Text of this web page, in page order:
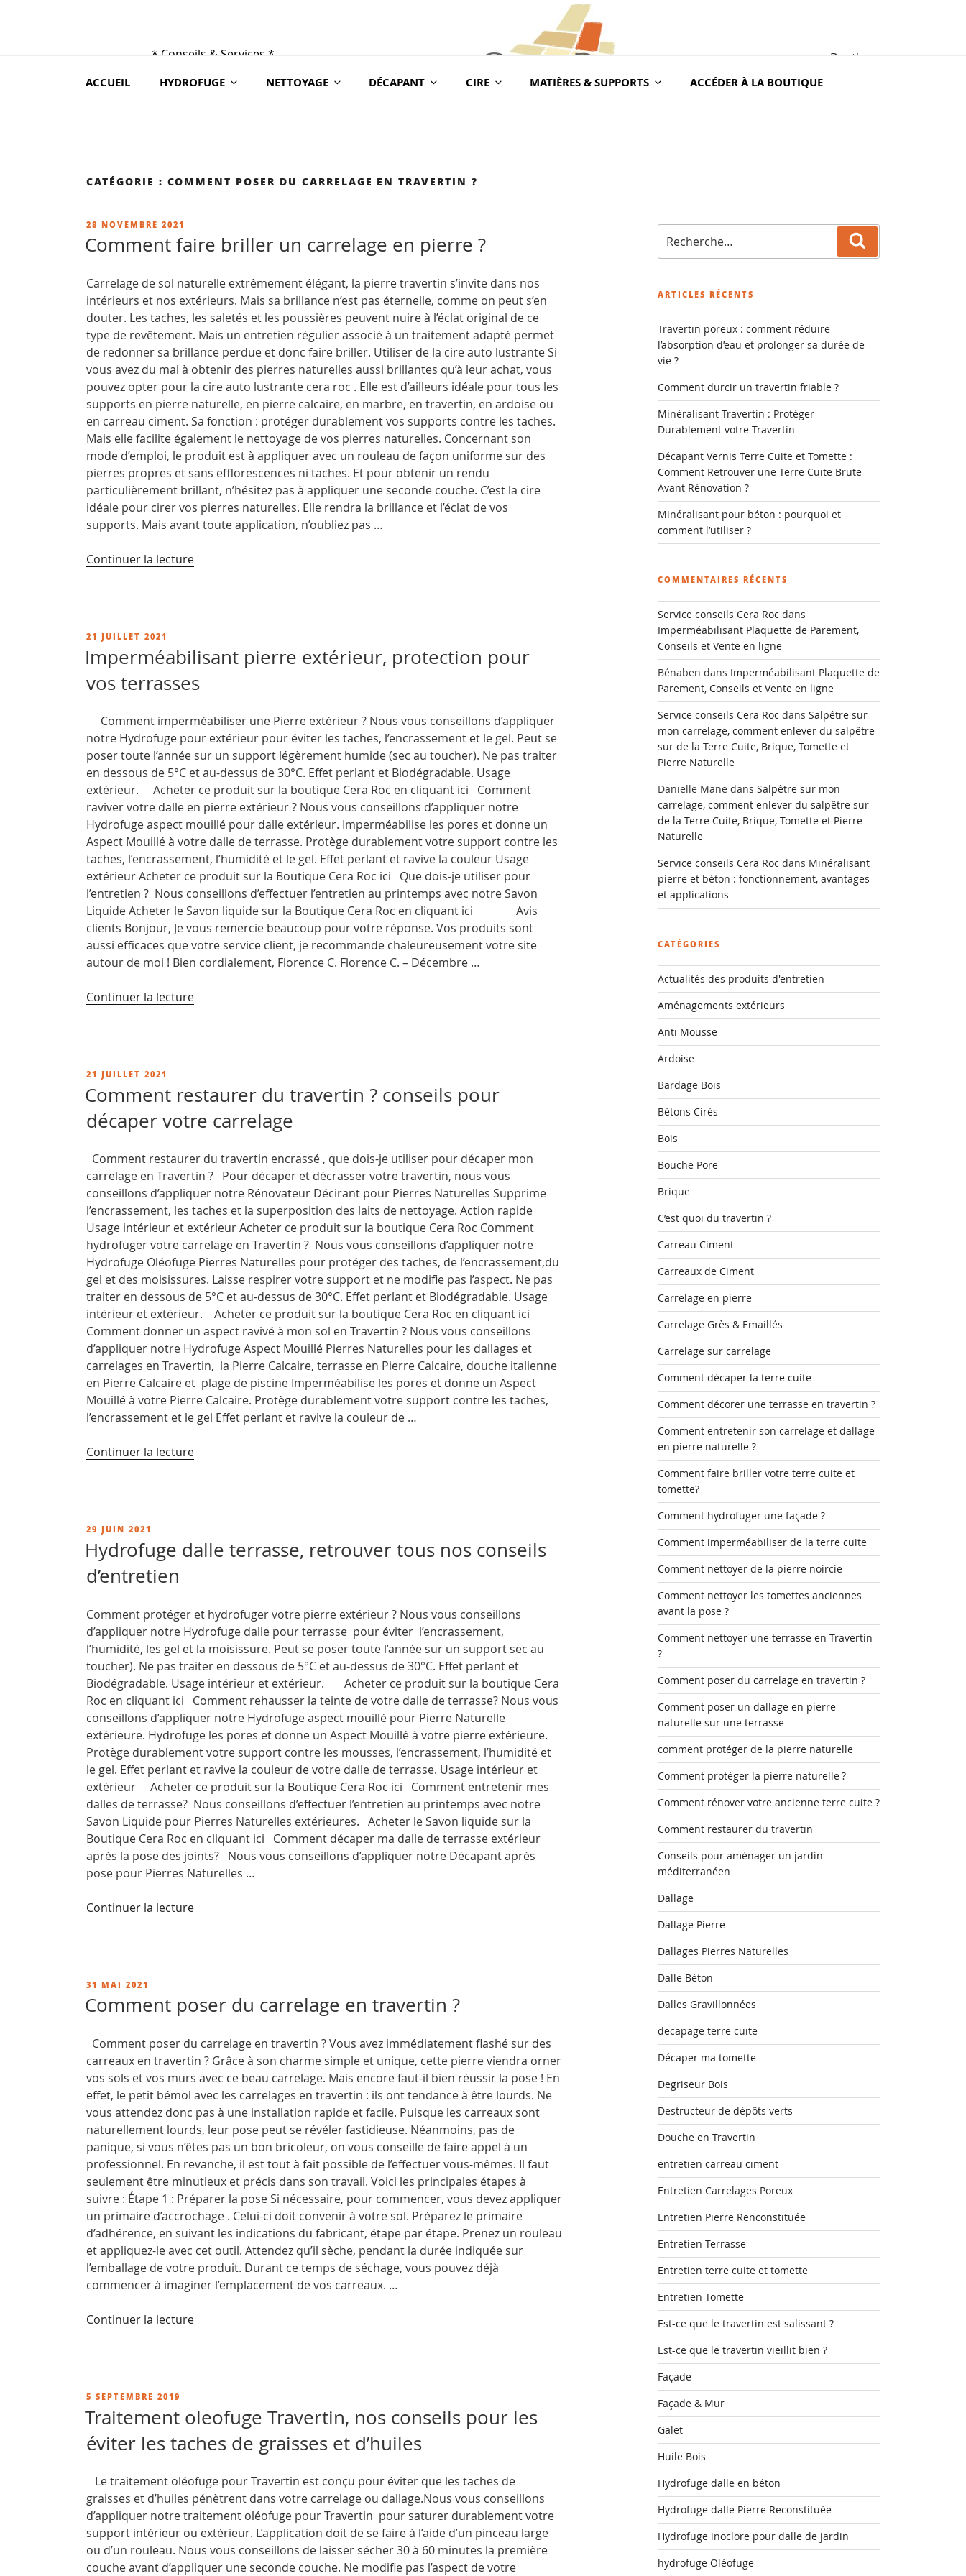
* Conseils & Services *
au 02 41 88 78 03 ou sur contact@ceraroc.com
Boutique
ACCUEIL HYDROFUGE NETTOYAGE DÉCAPANT CIRE MATIÈRES & SUPPORTS ACCÉDER À LA BOUTIQUE
CATÉGORIE : COMMENT POSER DU CARRELAGE EN TRAVERTIN ?
PUBLIÉ
28 NOVEMBRE 2021
Comment faire briller un carrelage en pierre ?
Carrelage de sol naturelle extrêmement élégant, la pierre travertin s’invite dans nos
intérieurs et nos extérieurs. Mais sa brillance n’est pas éternelle, comme on peut s’en
douter. Les taches, les saletés et les poussières peuvent nuire à l’éclat original de ce
type de revêtement. Mais un entretien régulier associé à un traitement adapté permet
de redonner sa brillance perdue et donc faire briller. Utiliser de la cire auto lustrante Si
vous avez du mal à obtenir des pierres naturelles aussi brillantes qu’à leur achat, vous
pouvez opter pour la cire auto lustrante cera roc . Elle est d’ailleurs idéale pour tous les
supports en pierre naturelle, en pierre calcaire, en marbre, en travertin, en ardoise ou
en carreau ciment. Sa fonction : protéger durablement vos supports contre les taches.
Mais elle facilite également le nettoyage de vos pierres naturelles. Concernant son
mode d’emploi, le produit est à appliquer avec un rouleau de façon uniforme sur des
pierres propres et sans efflorescences ni taches. Et pour obtenir un rendu
particulièrement brillant, n’hésitez pas à appliquer une seconde couche. C’est la cire
idéale pour cirer vos pierres naturelles. Elle rendra la brillance et l’éclat de vos
supports. Mais avant toute application, n’oubliez pas …
Continuer la lecturede
en
pierre
PUBLIÉ
21 JUILLET 2021
Imperméabilisant pierre extérieur, protection pour
vos terrasses
Comment imperméabiliser une Pierre extérieur ? Nous vous conseillons d’appliquer
notre Hydrofuge pour extérieur pour éviter les taches, l’encrassement et le gel. Peut se
poser toute l’année sur un support légèrement humide (sec au toucher). Ne pas traiter
en dessous de 5°C et au-dessus de 30°C. Effet perlant et Biodégradable. Usage
extérieur. Acheter ce produit sur la boutique Cera Roc en cliquant ici Comment
raviver votre dalle en pierre extérieur ? Nous vous conseillons d’appliquer notre
Hydrofuge aspect mouillé pour dalle extérieur. Imperméabilise les pores et donne un
Aspect Mouillé à votre dalle de terrasse. Protège durablement votre support contre les
taches, l’encrassement, l’humidité et le gel. Effet perlant et ravive la couleur Usage
extérieur Acheter ce produit sur la Boutique Cera Roc ici Que dois-je utiliser pour
l’entretien ? Nous conseillons d’effectuer l’entretien au printemps avec notre Savon
Liquide Acheter le Savon liquide sur la Boutique Cera Roc en cliquant ici Avis
clients Bonjour, Je vous remercie beaucoup pour votre réponse. Vos produits sont
aussi efficaces que votre service client, je recommande chaleureusement votre site
autour de moi ! Bien cordialement, Florence C. Florence C. – Décembre …
Continuer la lecturede
vos
terrasses »
PUBLIÉ
21 JUILLET 2021
Comment restaurer du travertin ? conseils pour
décaper votre carrelage
Comment restaurer du travertin encrassé , que dois-je utiliser pour décaper mon
carrelage en Travertin ? Pour décaper et décrasser votre travertin, nous vous
conseillons d’appliquer notre Rénovateur Décirant pour Pierres Naturelles Supprime
l’encrassement, les taches et la superposition des laits de nettoyage. Action rapide
Usage intérieur et extérieur Acheter ce produit sur la boutique Cera Roc Comment
hydrofuger votre carrelage en Travertin ? Nous vous conseillons d’appliquer notre
Hydrofuge Oléofuge Pierres Naturelles pour protéger des taches, de l’encrassement,du
gel et des moisissures. Laisse respirer votre support et ne modifie pas l’aspect. Ne pas
traiter en dessous de 5°C et au-dessus de 30°C. Effet perlant et Biodégradable. Usage
intérieur et extérieur. Acheter ce produit sur la boutique Cera Roc en cliquant ici
Comment donner un aspect ravivé à mon sol en Travertin ? Nous vous conseillons
d’appliquer notre Hydrofuge Aspect Mouillé Pierres Naturelles pour les dallages et
carrelages en Travertin, la Pierre Calcaire, terrasse en Pierre Calcaire, douche italienne
en Pierre Calcaire et plage de piscine Imperméabilise les pores et donne un Aspect
Mouillé à votre Pierre Calcaire. Protège durablement votre support contre les taches,
l’encrassement et le gel Effet perlant et ravive la couleur de …
Continuer la lecturede
conseils
votre
carrelage »
PUBLIÉ
29 JUIN 2021
Hydrofuge dalle terrasse, retrouver tous nos conseils
d’entretien
Comment protéger et hydrofuger votre pierre extérieur ? Nous vous conseillons
d’appliquer notre Hydrofuge dalle pour terrasse pour éviter l’encrassement,
l’humidité, les gel et la moisissure. Peut se poser toute l’année sur un support sec au
toucher). Ne pas traiter en dessous de 5°C et au-dessus de 30°C. Effet perlant et
Biodégradable. Usage intérieur et extérieur. Acheter ce produit sur la boutique Cera
Roc en cliquant ici Comment rehausser la teinte de votre dalle de terrasse? Nous vous
conseillons d’appliquer notre Hydrofuge aspect mouillé pour Pierre Naturelle
extérieure. Hydrofuge les pores et donne un Aspect Mouillé à votre pierre extérieure.
Protège durablement votre support contre les mousses, l’encrassement, l’humidité et
le gel. Effet perlant et ravive la couleur de votre dalle de terrasse. Usage intérieur et
extérieur Acheter ce produit sur la Boutique Cera Roc ici Comment entretenir mes
dalles de terrasse? Nous conseillons d’effectuer l’entretien au printemps avec notre
Savon Liquide pour Pierres Naturelles extérieures. Acheter le Savon liquide sur la
Boutique Cera Roc en cliquant ici Comment décaper ma dalle de terrasse extérieur
après la pose des joints? Nous vous conseillons d’appliquer notre Décapant après
pose pour Pierres Naturelles …
Continuer la lecturede
nos
d’entretien »
PUBLIÉ
31 MAI 2021
Comment poser du carrelage en travertin ?
Comment poser du carrelage en travertin ? Vous avez immédiatement flashé sur des
carreaux en travertin ? Grâce à son charme simple et unique, cette pierre viendra orner
vos sols et vos murs avec ce beau carrelage. Mais encore faut-il bien réussir la pose ! En
effet, le petit bémol avec les carrelages en travertin : ils ont tendance à être lourds. Ne
vous attendez donc pas à une installation rapide et facile. Puisque les carreaux sont
naturellement lourds, leur pose peut se révéler fastidieuse. Néanmoins, pas de
panique, si vous n’êtes pas un bon bricoleur, on vous conseille de faire appel à un
professionnel. En revanche, il est tout à fait possible de l’effectuer vous-mêmes. Il faut
seulement être minutieux et précis dans son travail. Voici les principales étapes à
suivre : Étape 1 : Préparer la pose Si nécessaire, pour commencer, vous devez appliquer
un primaire d’accrochage . Celui-ci doit convenir à votre sol. Préparez le primaire
d’adhérence, en suivant les indications du fabricant, étape par étape. Prenez un rouleau
et appliquez-le avec cet outil. Attendez qu’il sèche, pendant la durée indiquée sur
l’emballage de votre produit. Durant ce temps de séchage, vous pouvez déjà
commencer à imaginer l’emplacement de vos carreaux. …
Continuer la lecturede
travertin ? »
PUBLIÉ
5 SEPTEMBRE 2019
Traitement oleofuge Travertin, nos conseils pour les
éviter les taches de graisses et d’huiles
Le traitement oléofuge pour Travertin est conçu pour éviter que les taches de
graisses et d’huiles pénètrent dans votre carrelage ou dallage.Nous vous conseillons
d’appliquer notre traitement oléofuge pour Travertin pour saturer durablement votre
support intérieur ou extérieur. L’application doit de se faire à l’aide d’un pinceau large
ou d’un rouleau. Nous vous conseillons de laisser sécher 30 à 60 minutes la première
couche avant d’appliquer une seconde couche. Ne modifie pas l’aspect de votre
pour
:
ARTICLES RÉCENTS
Travertin poreux : comment réduire
l’absorption d’eau et prolonger sa durée de
vie ?
Comment durcir un travertin friable ?
Minéralisant Travertin : Protéger
Durablement votre Travertin
Décapant Vernis Terre Cuite et Tomette :
Comment Retrouver une Terre Cuite Brute
Avant Rénovation ?
Minéralisant pour béton : pourquoi et
comment l’utiliser ?
COMMENTAIRES RÉCENTS
Service conseils Cera Roc dans
Imperméabilisant Plaquette de Parement,
Conseils et Vente en ligne
Bénaben dans Imperméabilisant Plaquette de
Parement, Conseils et Vente en ligne
Service conseils Cera Roc dans Salpêtre sur
mon carrelage, comment enlever du salpêtre
sur de la Terre Cuite, Brique, Tomette et
Pierre Naturelle
Danielle Manedans Salpêtre sur mon
carrelage, comment enlever du salpêtre sur
de la Terre Cuite, Brique, Tomette et Pierre
Naturelle
Service conseils Cera Roc dans Minéralisant
pierre et béton : fonctionnement, avantages
et applications
CATÉGORIES
Actualités des produits d'entretien
Aménagements extérieurs
Anti Mousse
Ardoise
Bardage Bois
Bétons Cirés
Bois
Bouche Pore
Brique
C’est quoi du travertin ?
Carreau Ciment
Carreaux de Ciment
Carrelage en pierre
Carrelage Grès & Emaillés
Carrelage sur carrelage
Comment décaper la terre cuite
Comment décorer une terrasse en travertin ?
Comment entretenir son carrelage et dallage
en pierre naturelle ?
Comment faire briller votre terre cuite et
tomette?
Comment hydrofuger une façade ?
Comment imperméabiliser de la terre cuite
Comment nettoyer de la pierre noircie
Comment nettoyer les tomettes anciennes
avant la pose ?
Comment nettoyer une terrasse en Travertin
?
Comment poser du carrelage en travertin ?
Comment poser un dallage en pierre
naturelle sur une terrasse
comment protéger de la pierre naturelle
Comment protéger la pierre naturelle ?
Comment rénover votre ancienne terre cuite ?
Comment restaurer du travertin
Conseils pour aménager un jardin
méditerranéen
Dallage
Dallage Pierre
Dallages Pierres Naturelles
Dalle Béton
Dalles Gravillonnées
decapage terre cuite
Décaper ma tomette
Degriseur Bois
Destructeur de dépôts verts
Douche en Travertin
entretien carreau ciment
Entretien Carrelages Poreux
Entretien Pierre Renconstituée
Entretien Terrasse
Entretien terre cuite et tomette
Entretien Tomette
Est-ce que le travertin est salissant ?
Est-ce que le travertin vieillit bien ?
Façade
Façade & Mur
Galet
Huile Bois
Hydrofuge dalle en béton
Hydrofuge dalle Pierre Reconstituée
Hydrofuge inoclore pour dalle de jardin
hydrofuge Oléofuge